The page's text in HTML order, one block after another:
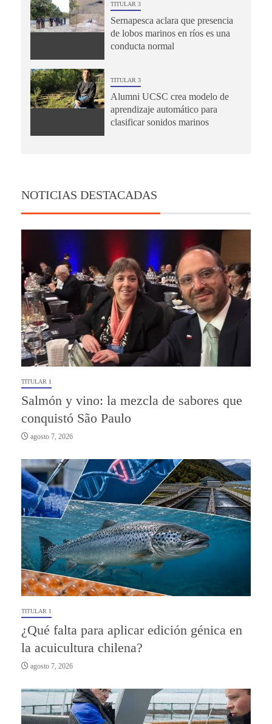
TITULAR 3
Sernapesca aclara que presencia
de lobos marinos en ríos es una
conducta normal
TITULAR 3
Alumni UCSC crea modelo de
aprendizaje automático para
clasificar sonidos marinos
NOTICIAS DESTACADAS
TITULAR 1
Salmón y vino: la mezcla de sabores que
conquistó São Paulo
agosto 7, 2026
TITULAR 1
¿Qué falta para aplicar edición génica en
la acuicultura chilena?
agosto 7, 2026